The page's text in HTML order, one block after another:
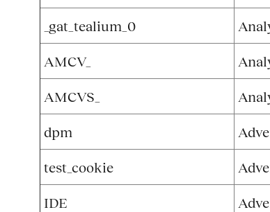
_gat_tealium_0
AMCV_
AMCVS_
dpm
test_cookie
IDE